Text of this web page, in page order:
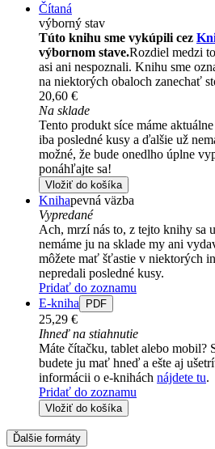
Čítaná
výborný stav
Túto knihu sme vykúpili cez
výbornom stave.Rozdiel medzi
asi ani nespoznali. Knihu sme
na niektorých obaloch zanechať
20,60 €
Na sklade
Tento produkt síce máme
iba posledné kusy a ďalšie už
možné, že bude onedlho úplne
ponáhľajte sa!
Vložiť do košíka
Knihapevná väzba
Vypredané
Ach, mrzí nás to, z tejto knihy sa
nemáme ju na sklade my ani
môžete mať šťastie v niektorých
nepredali posledné kusy.
Pridať do zoznamu
E-kniha
PDF
25,29 €
Ihneď na stiahnutie
Máte čítačku, tablet alebo mobil?
budete ju mať hneď a ešte aj
informácii o e-knihách nájdete tu.
Pridať do zoznamu
Vložiť do košíka
Ďalšie formáty